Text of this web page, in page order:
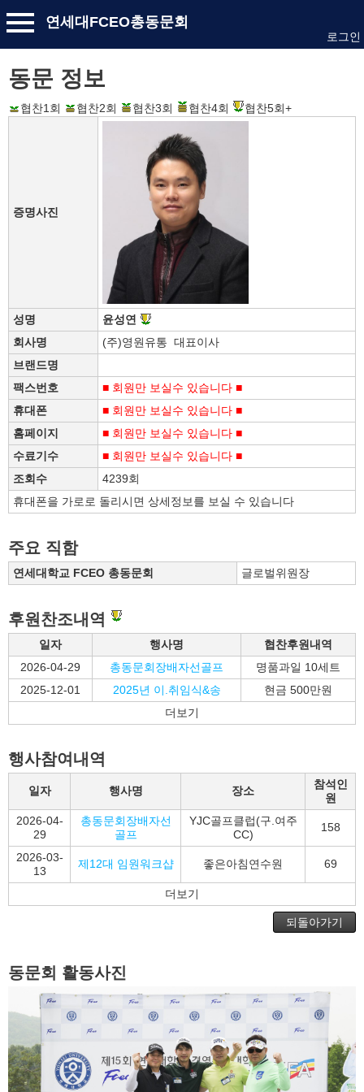
연세대FCEO총동문회
로그인
동문 정보
협찬1회 협찬2회 협찬3회 협찬4회 협찬5회+
증명사진
성명
윤성연
회사명
(주)영원유통 대표이사
브랜드명
팩스번호
■ 회원만 보실수 있습니다 ■
휴대폰
■ 회원만 보실수 있습니다 ■
홈페이지
■ 회원만 보실수 있습니다 ■
수료기수
■ 회원만 보실수 있습니다 ■
조회수
4239회
휴대폰을 가로로 돌리시면 상세정보를 보실 수 있습니다
주요 직함
연세대학교 FCEO 총동문회 글로벌위원장
후원찬조내역
일자 행사명
협찬후원내역
2026-04-29
총동문회장배자선골프
명품과일 10세트
2025-12-01
2025년 이.취임식&송
현금 500만원
더보기
행사참여내역
일자 행사명 장소
참석인
원
2026-04-
29
총동문회장배자선
골프
YJC골프클럽(구.여주
CC)
158
2026-03-
13
제12대 임원워크샵 좋은아침연수원 69
더보기
되돌아가기
동문회 활동사진